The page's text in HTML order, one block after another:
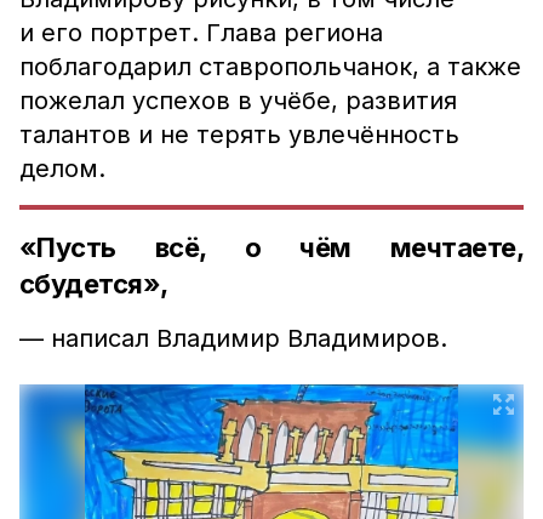
и его портрет. Глава региона
поблагодарил ставропольчанок, а также
пожелал успехов в учёбе, развития
талантов и не терять увлечённость
делом.
«Пусть всё, о чём мечтаете,
сбудется»,
— написал Владимир Владимиров.